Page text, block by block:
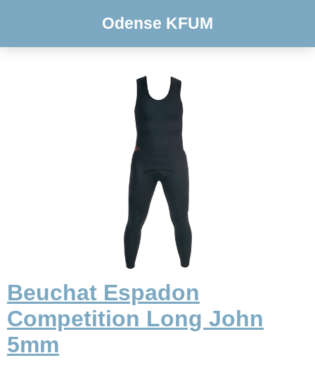
Odense KFUM
Beuchat Espadon
Competition Long John
5mm